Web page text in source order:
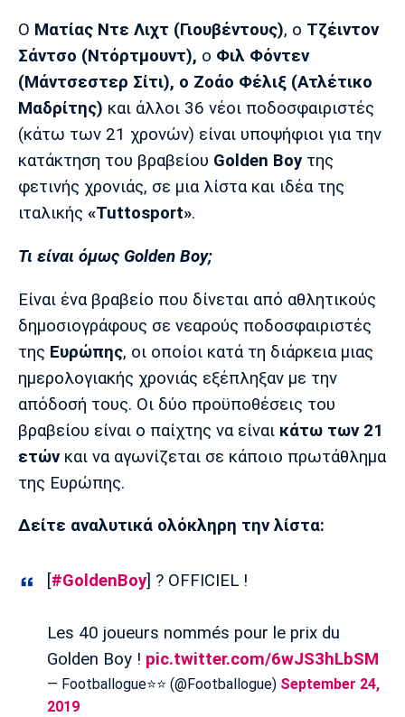
Πολιτισμός
Τραγούδια
Cine Spot
Running
Media
Παρασκήνιο
Πρόγραμμα TV
Ιωνικός Κηφισιά Πανσερραϊκός
Μαδρίτης
Μάντσεστερ
Γιουνάιτεντ
Τσέλσι Άρσεναλ
Λίβερπουλ
Μάντσεστερ
Σίτι
Γιουβέντους
Ίντερ Μίλαν Μπάγερν
Ντόρτμουντ
Ζερμέν
Ο Ματίας Ντε Λιχτ (Γιουβέντους), ο Τζέιντον
Σάντσο (Ντόρτμουντ), ο Φιλ Φόντεν
(Μάντσεστερ Σίτι), ο Ζοάο Φέλιξ (Ατλέτικο
Μαδρίτης) και άλλοι 36 νέοι ποδοσφαιριστές
(κάτω των 21 χρονών) είναι υποψήφιοι για την
κατάκτηση του βραβείου Golden Boyτης
φετινής χρονιάς, σε μια λίστα και ιδέα της
ιταλικής «Tuttosport».
Τι είναι όμως Golden Boy;
Είναι ένα βραβείο που δίνεται από αθλητικούς
δημοσιογράφους σε νεαρούς ποδοσφαιριστές
της Ευρώπης, οι οποίοι κατά τη διάρκεια μιας
ημερολογιακής χρονιάς εξέπληξαν με την
απόδοσή τους. Οι δύο προϋποθέσεις του
βραβείου είναι ο παίχτης να είναι κάτω των 21
ετώνκαι να αγωνίζεται σε κάποιο πρωτάθλημα
της Ευρώπης.
Δείτε αναλυτικά ολόκληρη την λίστα:
[#GoldenBoy] ? OFFICIEL !
Les 40 joueurs nommés pour le prix du
Golden Boy ! pic.twitter.com/6wJS3hLbSM
— Footballogue⭐️⭐️ (@Footballogue) September 24,
2019